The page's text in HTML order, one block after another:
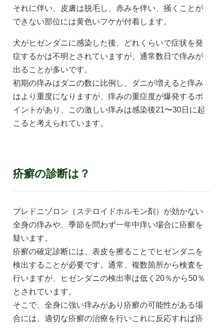
それに伴い、皮膚は脱毛し、赤みを伴い、掻くことが
できない部位には黄色いフケが付着します。
犬がヒゼンダニに感染した後、どれくらいで症状を発
症するかは不明とされていますが、通常数日で痒みが
出ることが多いです。
初期の痒みはダニの数に比例し、ダニが増えると痒み
はより重度になりますが、痒みの重症度が爆発するポ
イントがあり、この激しい痒みは感染後21〜30日に起
こると考えられています。
疥癬の診断は？
プレドニゾロン（ステロイドホルモン剤）が効かない
全身の痒みや、季節を問わず一年中痒い場合に疥癬を
疑います。
疥癬の確定診断には、表皮を擦ることでヒゼンダニを
検出することが必要です。通常、複数箇所から検査を
行いますが、ヒゼンダニの検出率は低く20％から50％
とされています。
そこで、全身に強い痒みがあり疥癬の可能性がある場
合には、適切な疥癬の治療を行いこれに反応すれば疥